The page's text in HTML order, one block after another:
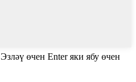
Эзләү өчен Enter яки ябу өчен